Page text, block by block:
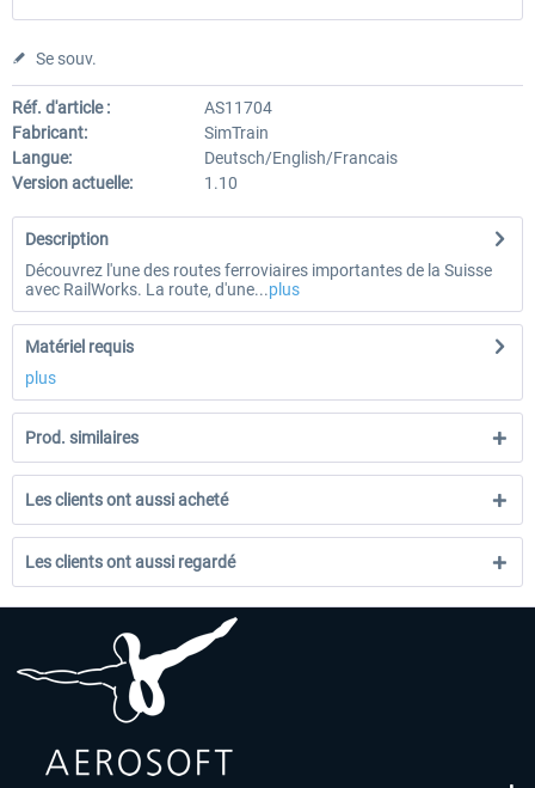
Se souv.
Réf. d'article :
AS11704
Fabricant:
SimTrain
Langue:
Deutsch/English/Francais
Version actuelle:
1.10
Description
Découvrez l'une des routes ferroviaires importantes de la Suisse
avec RailWorks. La route, d'une...plus
Matériel requis
plus
Prod. similaires
Les clients ont aussi acheté
Les clients ont aussi regardé